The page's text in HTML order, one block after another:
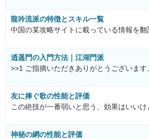
龍吟流派の特徴とスキル一覧
逍遥門の入門方法｜江湖門派
友に捧ぐ歌の性能と評価
神秘の網の性能と評価